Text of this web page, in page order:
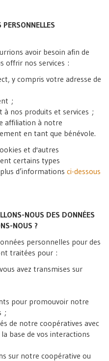
avoir besoin afin de
offrir nos services :
y compris votre adresse de
;
nos produits et services ;
affiliation à notre
en tant que bénévole.
et d'autres
certains types
d’informations ci-dessous
NOUS DES DONNÉES
NOUS ?
personnelles pour des
traitées pour :
avez transmises sur
pour promouvoir notre
;
de notre coopératives avec
base de vos interactions
sur notre coopérative ou